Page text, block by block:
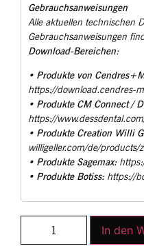
Gebrauchsanweisungen
Alle aktuellen technischen
Gebrauchsanweisungen
Download-Bereichen:
• Produkte von
https://download.cendres-
• Produkte CM Connect /
https://
• Produkte Creation Willi
willigeller.com/de/products/
• Produkte Sagemax:
• Produkte Botiss: https://
In den